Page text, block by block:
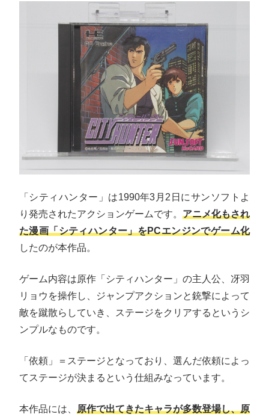
「シティハンター」は1990年3月2日にサンソフトよ
り発売されたアクションゲームです。 アニメ化もされ
た漫画「シティハンター」をPCエンジンでゲーム化
したのが本作品。
ゲーム内容は原作「シティハンター」の主人公、冴羽
リョウを操作し、ジャンプアクションと銃撃によって
敵を蹴散らしていき、ステージをクリアするというシ
ンプルなものです。
「依頼」＝ステージとなっており、選んだ依頼によっ
てステージが決まるという仕組みなっています。
本作品には、 原作で出てきたキャラが多数登場し、原